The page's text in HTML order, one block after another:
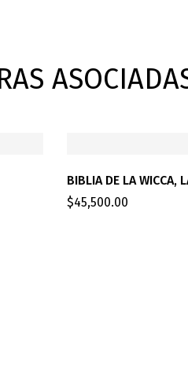
BIBLIA DE LA WICCA,
$45,500.00